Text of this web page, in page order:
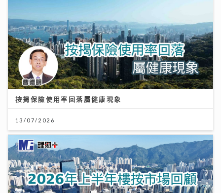
按揭保險使用率回落屬健康現象
13/07/2026